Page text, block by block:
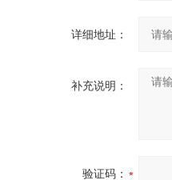
详细地址：
补充说明：
验证码：